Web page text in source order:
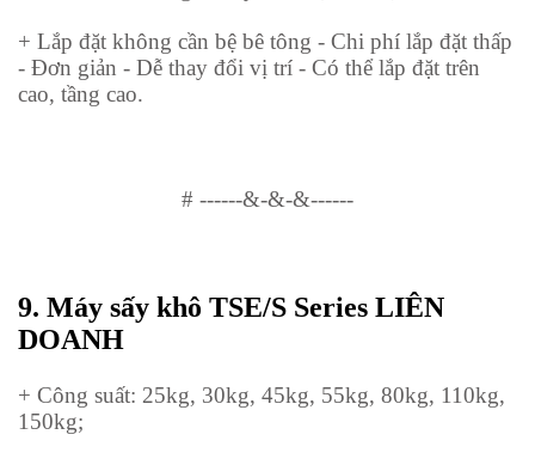
+ Lắp đặt không cần bệ bê tông - Chi phí lắp đặt thấp
- Đơn giản - Dễ thay đổi vị trí - Có thể lắp đặt trên
cao, tầng cao.
# ------&-&-&------
9. Máy sấy khô TSE/S Series LIÊN
DOANH
+ Công suất: 25kg, 30kg, 45kg, 55kg, 80kg, 110kg,
150kg;